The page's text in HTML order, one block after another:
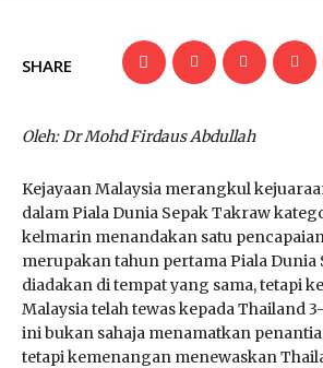
SHARE
Oleh: Dr Mohd Firdaus Abdullah
Kejayaan Malaysia merangkul
dalam Piala Dunia Sepak Takraw
kelmarin menandakan satu
merupakan tahun pertama Piala Dunia
diadakan di tempat yang sama, tetapi
Malaysia telah tewas kepada Thailand
ini bukan sahaja menamatkan
tetapi kemenangan menewaskan